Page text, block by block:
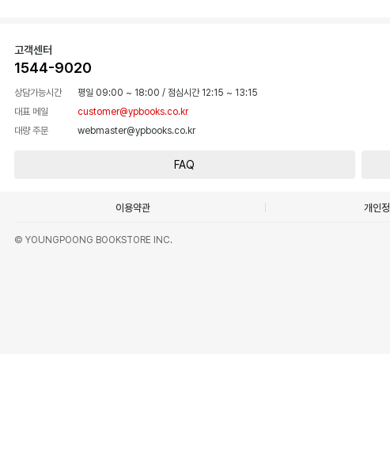
고객센터
1544-9020
상담가능시간 평일 09:00 ~ 18:00 / 점심시간 12:15 ~ 13:15
대표 메일
customer@ypbooks.co.kr
대량 주문
webmaster@ypbooks.co.kr
FAQ
이용약관 개인
© YOUNGPOONG BOOKSTORE INC.